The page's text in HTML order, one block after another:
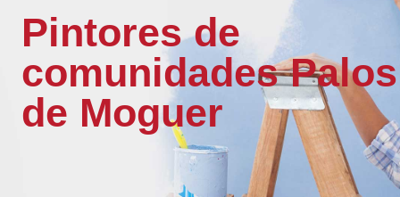
Pintores de
comunidades Palos
de Moguer